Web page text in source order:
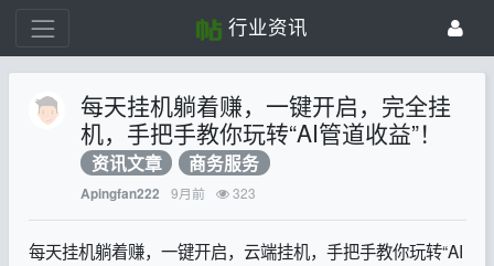
行业资讯
每天挂机躺着赚，一键开启，完全挂
机，手把手教你玩转“AI管道收益”！
资讯文章 商务服务
Apingfan222 9月前 323
每天挂机躺着赚，一键开启，云端挂机，手把手教你玩转“AI